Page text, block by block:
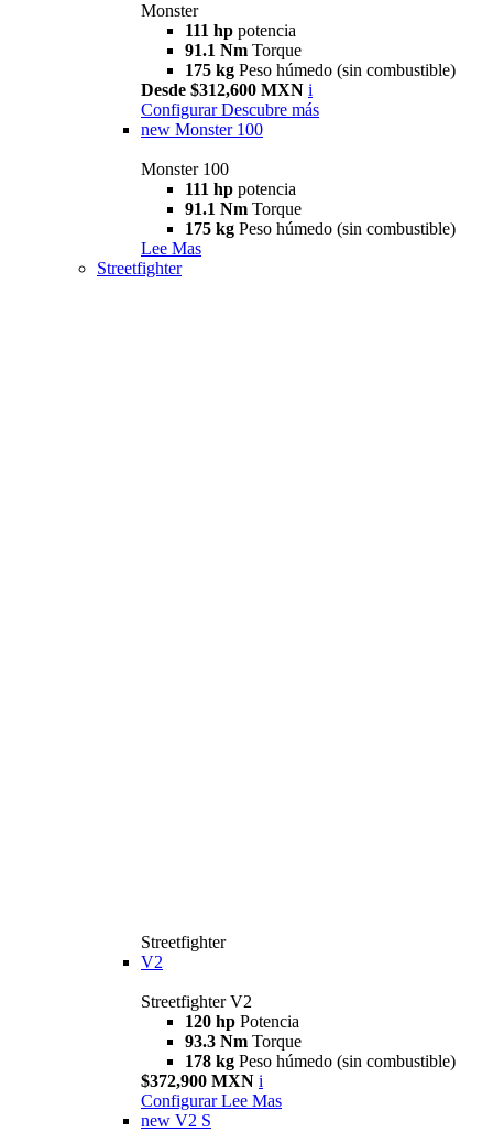
Monster
111 hp potencia
91.1 Nm Torque
175 kg Peso húmedo (sin combustible)
Desde $312,600 MXN i
Configurar Descubre más
new Monster 100
Monster 100
111 hp potencia
91.1 Nm Torque
175 kg Peso húmedo (sin combustible)
Lee Mas
Streetfighter
Streetfighter
V2
Streetfighter V2
120 hp Potencia
93.3 Nm Torque
178 kg Peso húmedo (sin combustible)
$372,900 MXN i
Configurar Lee Mas
new V2 S